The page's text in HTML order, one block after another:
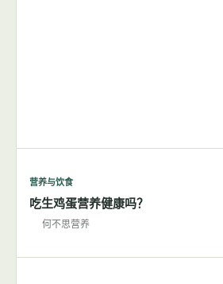
营养与饮食
吃生鸡蛋营养健康吗？
何不思营养